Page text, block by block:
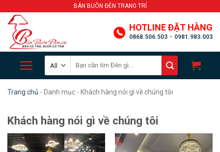
content
BÁN BUÔN ĐÈN TRANG TRÍ
HOTLINE ĐẶT HÀNG
0868.506.503 - 0981.983.003
for:
Trang chủ - Danh mục - Khách hàng nói gì về chúng tôi
Khách hàng nói gì về chúng tôi